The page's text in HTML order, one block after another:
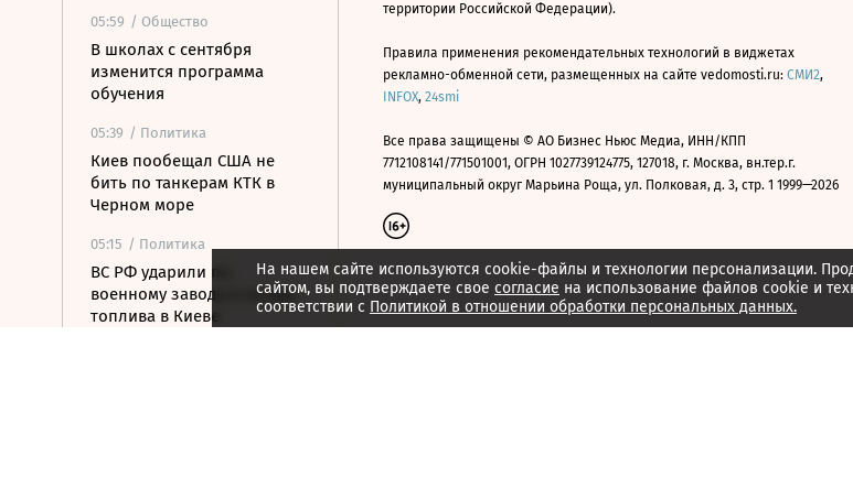
05:59 / Общество
В школах с сентября
изменится программа
обучения
05:39 / Политика
Киев пообещал США не
бить по танкерам КТК в
Черном море
05:15 / Политика
ВС РФ ударили по
военному заводу и складу
топлива в Киеве
На нашем сайте используются cookie-файлы и технологии персонализации.
сайтом, вы подтверждаете свое согласие на использование файлов cookie и
соответствии с Политикой в отношении обработки персональных данных.
территории Российской Федерации).
Правила применения рекомендательных технологий в виджетах
рекламно-обменной сети, размещенных на сайте vedomosti.ru: СМИ2,
INFOX, 24smi
Все права защищены © АО Бизнес Ньюс Медиа, ИНН/КПП
7712108141/771501001, ОГРН 1027739124775, 127018, г. Москва, вн.тер.г.
муниципальный округ Марьина Роща, ул. Полковая, д. 3, стр. 1 1999—2026